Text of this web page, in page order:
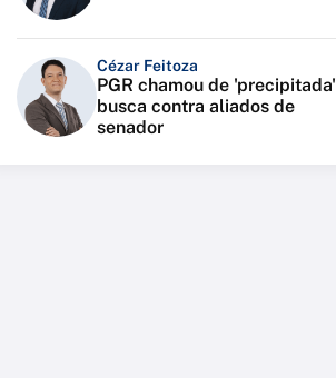
Cézar Feitoza
PGR chamou de 'precipitada'
busca contra aliados de
senador